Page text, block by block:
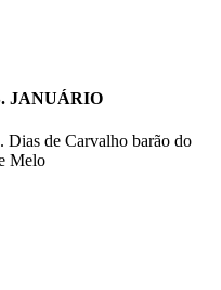
JANUÁRIO
Dias de Carvalho barão do
Melo